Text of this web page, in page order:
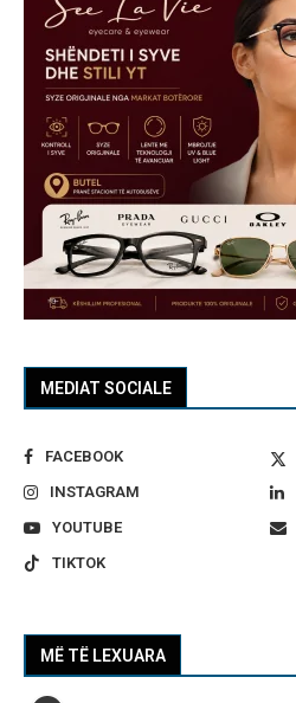
MEDIAT SOCIALE
FACEBOOK
INSTAGRAM
YOUTUBE
TIKTOK
MË TË LEXUARA